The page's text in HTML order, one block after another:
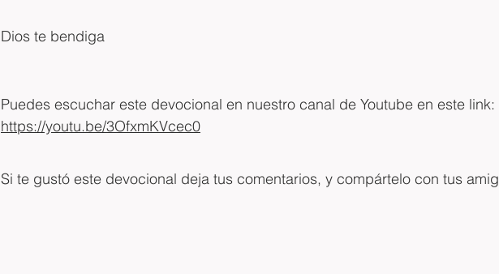
Dios te bendiga
Puedes escuchar este devocional en nuestro canal de Youtube en este link:
https://youtu.be/3OfxmKVcec0
Si te gustó este devocional deja tus comentarios, y compártelo con tus